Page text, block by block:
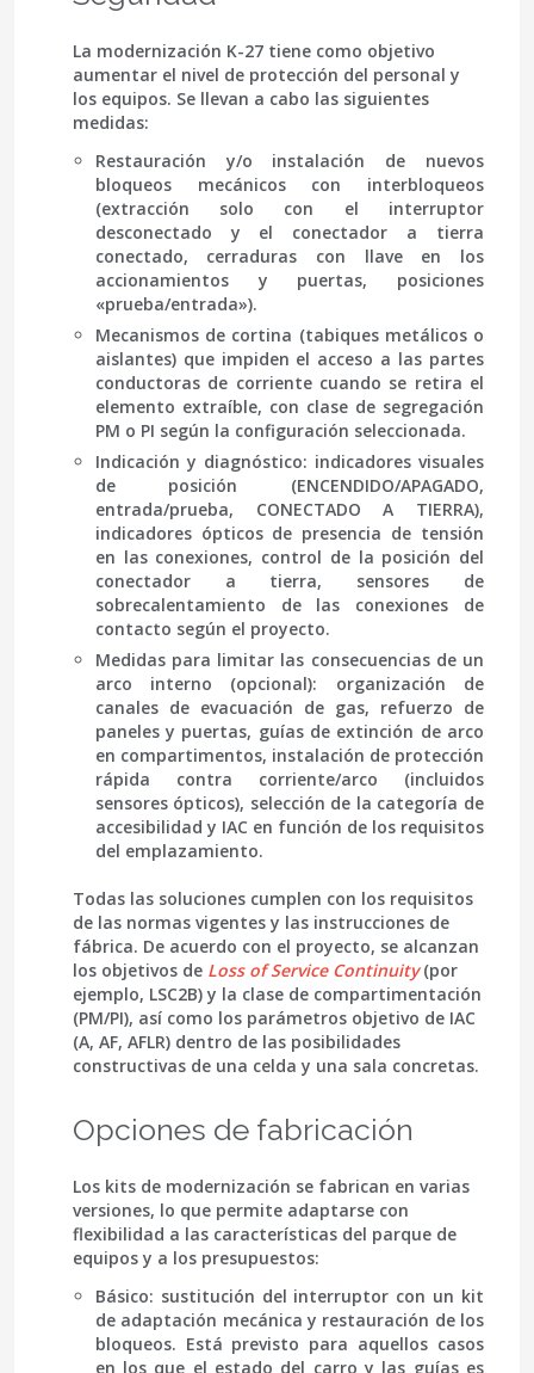
La modernización K-27 tiene como objetivo
aumentar el nivel de protección del personal y
los equipos. Se llevan a cabo las siguientes
medidas:
Restauración y/o instalación de nuevos
bloqueos mecánicoscon interbloqueos
(extracción solo con el interruptor
desconectado y el conectador a tierra
conectado, cerraduras con llave en los
accionamientos y puertas, posiciones
«prueba/entrada»).
Mecanismos de cortina (tabiques metálicos o
aislantes) que impiden el acceso a las partes
conductoras de corriente cuando se retira el
elemento extraíble, con clase de segregación
PM o PI según la configuración seleccionada.
Indicación y diagnóstico: indicadores visuales
de posición (ENCENDIDO/APAGADO,
entrada/prueba, CONECTADO A TIERRA),
indicadores ópticos de presencia de tensión
en las conexiones, control de la posición del
conectador a tierra, sensores de
sobrecalentamiento de las conexiones de
contacto según el proyecto.
Medidas para limitar las consecuencias de un
arco interno (opcional): organización de
canales de evacuación de gas, refuerzo de
paneles y puertas, guías de extinción de arco
en compartimentos, instalación de protección
rápida contra corriente/arco (incluidos
sensores ópticos), selección de la categoría de
accesibilidad y IAC en función de los requisitos
del emplazamiento.
Todas las soluciones cumplen con los requisitos
de las normas vigentes y las instrucciones de
fábrica. De acuerdo con el proyecto, se alcanzan
los objetivos de Loss of Service Continuity(por
ejemplo, LSC2B) y la clase de compartimentación
(PM/PI), así como los parámetros objetivo de IAC
(A, AF, AFLR) dentro de las posibilidades
constructivas de una celda y una sala concretas.
Opciones de fabricación
Los kits de modernización se fabrican en varias
versiones, lo que permite adaptarse con
flexibilidad a las características del parque de
equipos y a los presupuestos:
Básico: sustitución del interruptor con un kit
de adaptación mecánica y restauración de los
bloqueos. Está previsto para aquellos casos
en los que el estado del carro y las guías es